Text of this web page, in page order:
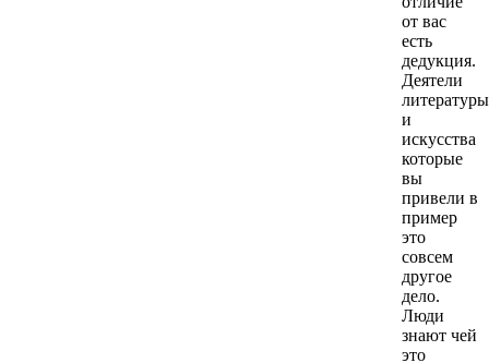
от вас
есть
дедукция.
Деятели
литературы
и
искусства
которые
вы
привели в
пример
это
совсем
другое
дело.
Люди
знают чей
это